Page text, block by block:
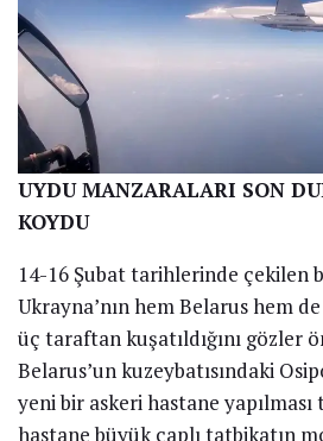
UYDU MANZARALARI SON
KOYDU
14-16 Şubat tarihlerinde çekilen
Ukrayna’nın hem Belarus hem
üç taraftan kuşatıldığını gözler
Belarus’un kuzeybatısındaki
yeni bir askeri hastane yapılması
hastane büyük çaplı tatbikatın